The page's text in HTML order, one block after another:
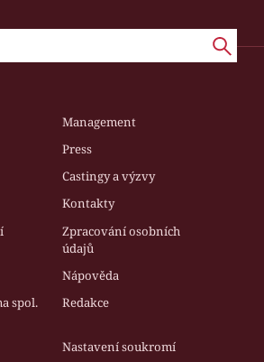
Management
Press
Castingy a výzvy
Kontakty
Zpracování osobních
údajů
Nápověda
spol.
Redakce
Nastavení soukromí